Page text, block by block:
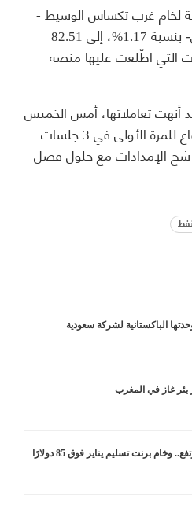
لخام غرب تكساس الوسيط -
تسليم نوفمبر/تشرين الثاني- بنسبة 1.17%، إلى 82.51
التي اطّلعت عليها منصة
أنهت تعاملاتها، أمس الخميس
22 سبتمبر/أيلول، على ارتفاع للمرة الأولى في 3 جلسات
الإمدادات مع حلول فصل
الباكستانية لشركة سعودية
بئر غاز في المغرب
وخام برنت تسليم يناير فوق 85 دولارًا